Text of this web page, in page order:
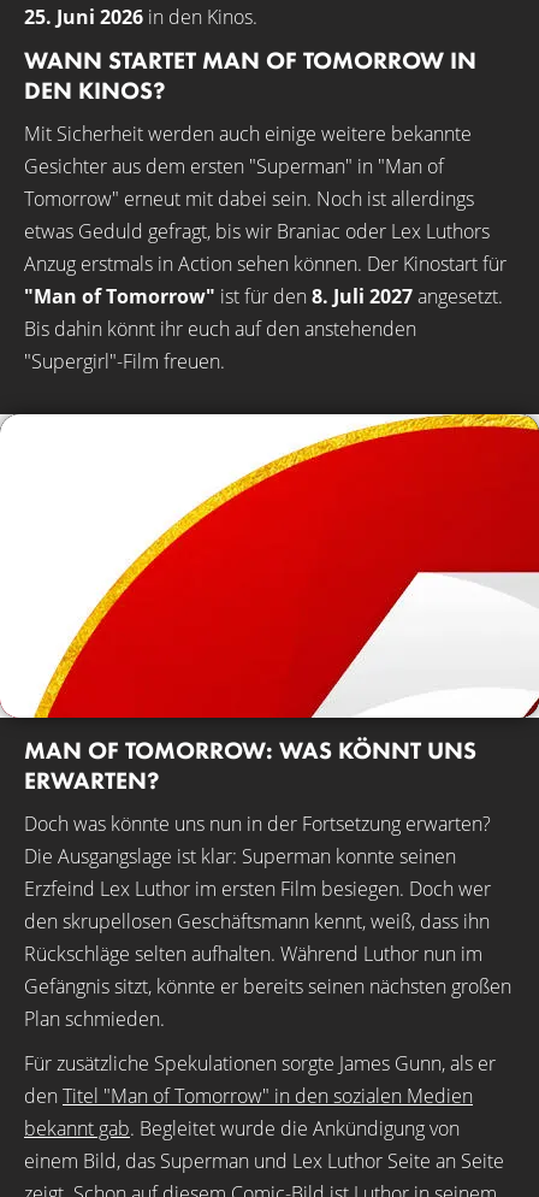
25. Juni 2026 in den Kinos.
WANN STARTET MAN OF TOMORROW IN
DEN KINOS?
Mit Sicherheit werden auch einige weitere bekannte
Gesichter aus dem ersten "Superman" in "Man of
Tomorrow" erneut mit dabei sein. Noch ist allerdings
etwas Geduld gefragt, bis wir Braniac oder Lex Luthors
Anzug erstmals in Action sehen können. Der Kinostart für
"Man of Tomorrow" ist für den 8. Juli 2027angesetzt.
Bis dahin könnt ihr euch auf den anstehenden
"Supergirl"-Film freuen.
MAN OF TOMORROW: WAS KÖNNT UNS
ERWARTEN?
Doch was könnte uns nun in der Fortsetzung erwarten?
Die Ausgangslage ist klar: Superman konnte seinen
Erzfeind Lex Luthor im ersten Film besiegen. Doch wer
den skrupellosen Geschäftsmann kennt, weiß, dass ihn
Rückschläge selten aufhalten. Während Luthor nun im
Gefängnis sitzt, könnte er bereits seinen nächsten großen
Plan schmieden.
Für zusätzliche Spekulationen sorgte James Gunn, als er
den Titel "Man of Tomorrow" in den sozialen Medien
bekannt gab. Begleitet wurde die Ankündigung von
einem Bild, das Superman und Lex Luthor Seite an Seite